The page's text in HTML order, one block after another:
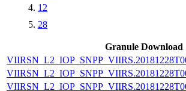
12
28
Granule Download